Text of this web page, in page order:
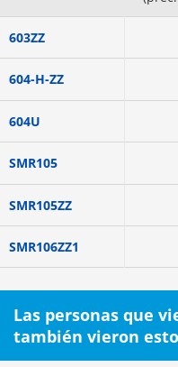
603ZZ
604-H-ZZ
604U
SMR105
SMR105ZZ
SMR106ZZ1
Las personas que
también vieron